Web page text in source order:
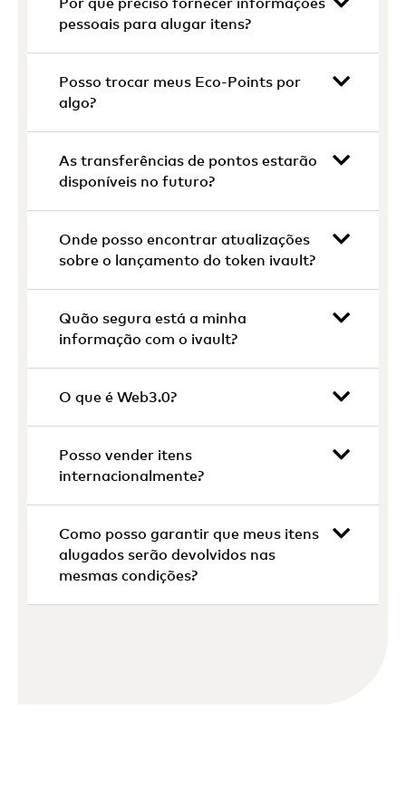
Por que preciso fornecer informações
pessoais para alugar itens?
Posso trocar meus Eco-Points por
algo?
As transferências de pontos estarão
disponíveis no futuro?
Onde posso encontrar atualizações
sobre o lançamento do token ivault?
Quão segura está a minha
informação com o ivault?
O que é Web3.0?
Posso vender itens
internacionalmente?
Como posso garantir que meus itens
alugados serão devolvidos nas
mesmas condições?